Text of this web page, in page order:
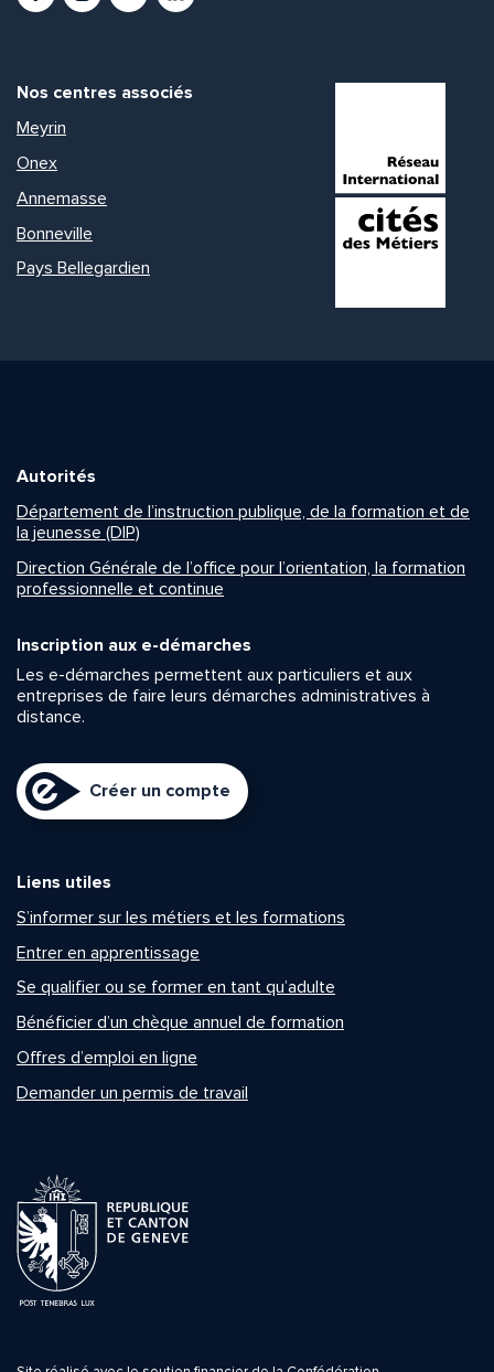
Nos centres associés
Meyrin
Onex
Annemasse
Bonneville
Pays Bellegardien
Autorités
Département de l’instruction publique, de la formation et de
la jeunesse (DIP)
Direction Générale de l’office pour l’orientation, la formation
professionnelle et continue
Inscription aux e-démarches
Les e-démarches permettent aux particuliers et aux
entreprises de faire leurs démarches administratives à
distance.
Créer un compte
Liens utiles
S’informer sur les métiers et les formations
Entrer en apprentissage
Se qualifier ou se former en tant qu’adulte
Bénéficier d’un chèque annuel de formation
Offres d’emploi en ligne
Demander un permis de travail